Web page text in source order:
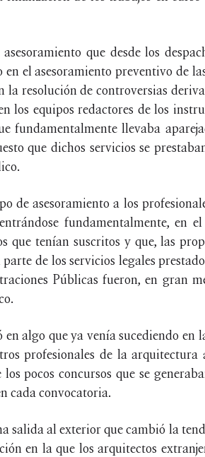
que desde los
el asesoramiento preventivo de
la resolución de controversias
los equipos redactores de los
fundamentalmente llevaba
que dichos servicios se
de asesoramiento a los
fundamentalmente, en
que tenían suscritos y que, las
de los servicios legales
Públicas fueron, en gran
en algo que ya venía sucediendo
profesionales de la
pocos concursos que se
cada convocatoria.
salida al exterior que cambió la
en la que los arquitectos